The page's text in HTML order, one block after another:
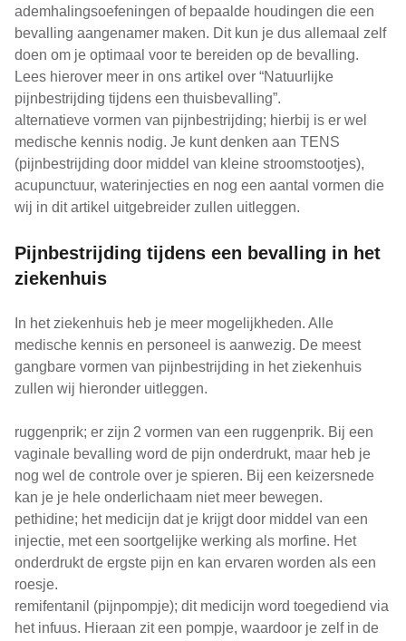
ademhalingsoefeningen of bepaalde houdingen die een
bevalling aangenamer maken. Dit kun je dus allemaal zelf
doen om je optimaal voor te bereiden op de bevalling.
Lees hierover meer in ons artikel over “Natuurlijke
pijnbestrijding tijdens een thuisbevalling”.
alternatieve vormen van pijnbestrijding; hierbij is er wel
medische kennis nodig. Je kunt denken aan TENS
(pijnbestrijding door middel van kleine stroomstootjes),
acupunctuur, waterinjecties en nog een aantal vormen die
wij in dit artikel uitgebreider zullen uitleggen.
Pijnbestrijding tijdens een bevalling in het
ziekenhuis
In het ziekenhuis heb je meer mogelijkheden. Alle
medische kennis en personeel is aanwezig. De meest
gangbare vormen van pijnbestrijding in het ziekenhuis
zullen wij hieronder uitleggen.
ruggenprik; er zijn 2 vormen van een ruggenprik. Bij een
vaginale bevalling word de pijn onderdrukt, maar heb je
nog wel de controle over je spieren. Bij een keizersnede
kan je je hele onderlichaam niet meer bewegen.
pethidine; het medicijn dat je krijgt door middel van een
injectie, met een soortgelijke werking als morfine. Het
onderdrukt de ergste pijn en kan ervaren worden als een
roesje.
remifentanil (pijnpompje); dit medicijn word toegediend via
het infuus. Hieraan zit een pompje, waardoor je zelf in de